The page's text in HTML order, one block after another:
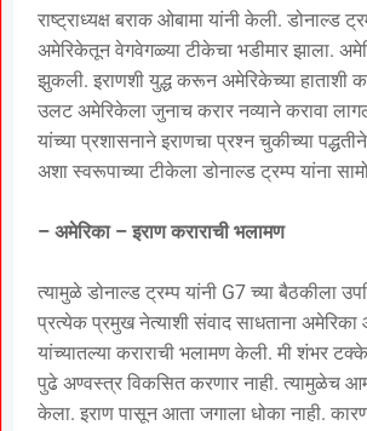
राष्ट्राध्यक्ष बराक ओबामा यांनी केली. डोनाल्ड
अमेरिकेतून वेगवेगळ्या टीकेचा भडीमार झाला.
झुकली. इराणशी युद्ध करून अमेरिकेच्या हाताशी
उलट अमेरिकेला जुनाच करार नव्याने करावा
यांच्या प्रशासनाने इराणचा प्रश्न चुकीच्या
अशा स्वरूपाच्या टीकेला डोनाल्ड ट्रम्प यांना
– अमेरिका – इराण कराराची भलामण
त्यामुळे डोनाल्ड ट्रम्प यांनी G7 च्या बैठकीला
प्रत्येक प्रमुख नेत्याशी संवाद साधताना अमेरिका
यांच्यातल्या कराराची भलामण केली. मी शंभर
पुढे अण्वस्त्र विकसित करणार नाही. त्यामुळेच
केला. इराण पासून आता जगाला धोका नाही.